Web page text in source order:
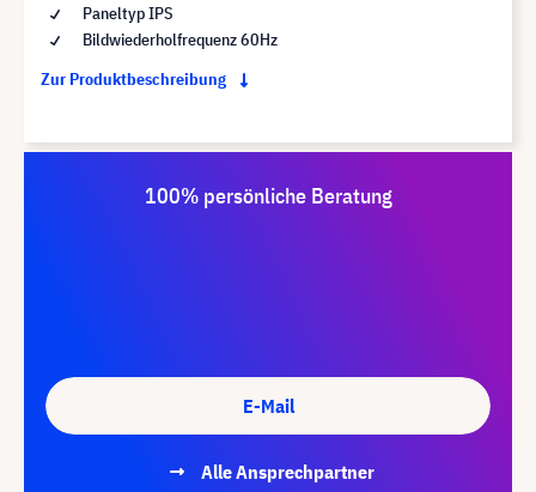
Paneltyp IPS
Bildwiederholfrequenz 60Hz
Zur Produktbeschreibung
100% persönliche Beratung
E-Mail
Alle Ansprechpartner